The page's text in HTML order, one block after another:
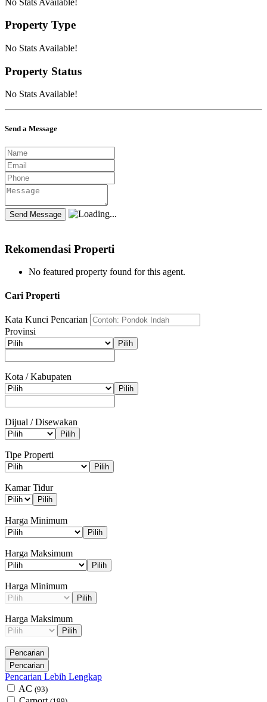
Property Type
No Stats Available!
Property Status
No Stats Available!
Send a Message
Rekomendasi Properti
No featured property found for this agent.
Cari Properti
Kata Kunci Pencarian
Provinsi
Pilih
Kota / Kabupaten
Pilih
Dijual / Disewakan
Pilih
Tipe Properti
Pilih
Kamar Tidur
Pilih
Harga Minimum
Pilih
Harga Maksimum
Pilih
Harga Minimum
Pilih
Harga Maksimum
Pilih
Pencarian Lebih Lengkap
AC (93)